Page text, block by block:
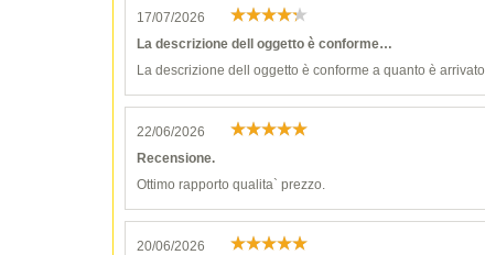
17/07/2026
La descrizione dell oggetto è conforme…
La descrizione dell oggetto è conforme a quanto è arrivato
22/06/2026
Recensione.
Ottimo rapporto qualita` prezzo.
20/06/2026